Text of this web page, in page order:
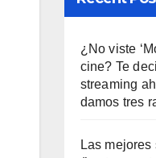
¿No viste
cine? Te
streaming
damos tres
Las